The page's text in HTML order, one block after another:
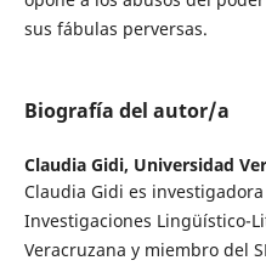
sus fábulas perversas.
Biografía del autor/a
Claudia Gidi, Universidad
Claudia Gidi es
Investigaciones Lingüístico-
Veracruzana y miembro del